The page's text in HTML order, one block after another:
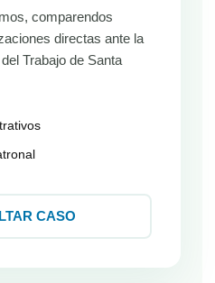
comparendos
directas ante la
Trabajo de Santa
CASO